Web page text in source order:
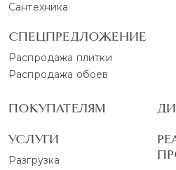
Сантехника
СПЕЦПРЕДЛОЖЕНИЕ
Распродажа плитки
Распродажа обоев
ПОКУПАТЕЛЯМ
УСЛУГИ
Разгрузка